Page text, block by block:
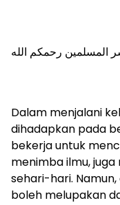
المسلمين رحمكم الله
Dalam menjalani
dihadapkan pada
bekerja untuk
menimba ilmu,
sehari-hari.
boleh melupakan